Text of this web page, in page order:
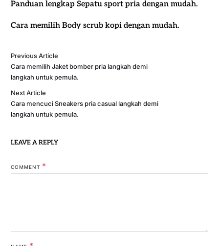
Panduan lengkap Sepatu sport pria dengan mudah.
Cara memilih Body scrub kopi dengan mudah.
Previous Article
Cara memilih Jaket bomber pria langkah demi
langkah untuk pemula.
Next Article
Cara mencuci Sneakers pria casual langkah demi
langkah untuk pemula.
LEAVE A REPLY
COMMENT *